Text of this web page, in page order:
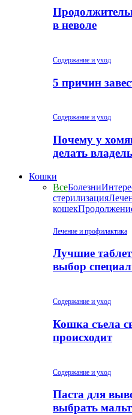
в неволе
Содержание и уход
5 причин
Содержание и уход
Почему у
делать
Кошки
ВсеБолезни
стерилизация
кошек
Лечение и профилактика
Лучшие
выбор
Содержание и уход
Кошка съела
происходит
Содержание и уход
Паста для
выбрать